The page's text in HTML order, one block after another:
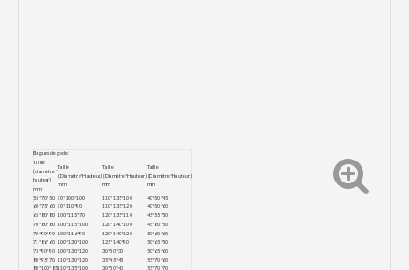
Bagues de godet
Taille
(diamètre *
hauteur)
mm
Taille
(Diamètre*Hauteur)
mm
Taille
(Diamètre*Hauteur)
mm
Taille
(Diamètre*Hauteur)
mm
55*70*50 90*100*100 110*135*100
40*50*45
60*75*60 90*110*90 110*135*120
40*50*60
65*80*80 100*115*70 120*135*110 45*55*50
70*80*80 100*115*100 120*140*100
45*60*50
70*90*90 100*116*90 120*140*120 50*60*60
71*86*60 100*130*100 125*140*90
50*65*50
75*90*90 100*130*120 30*50*30
50*65*60
80*95*70 110*130*120 35*45*45
55*70*60
80*100*85110*135*100 30*50*40
55*70*70